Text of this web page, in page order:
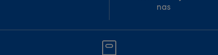
nas